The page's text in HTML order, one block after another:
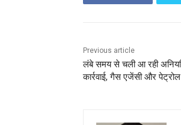
Previous article
लंबे समय से चली आ रही
कार्रवाई, गैस एजेंसी और